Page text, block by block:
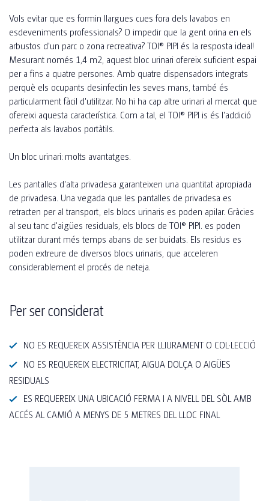
Vols evitar que es formin llargues cues fora dels lavabos en
esdeveniments professionals? O impedir que la gent orina en els
arbustos d'un parc o zona recreativa? TOI® PIPI és la resposta ideal!
Mesurant només 1,4 m2, aquest bloc urinari ofereix suficient espai
per a fins a quatre persones. Amb quatre dispensadors integrats
perquè els ocupants desinfectin les seves mans, també és
particularment fàcil d'utilitzar. No hi ha cap altre urinari al mercat que
ofereixi aquesta característica. Com a tal, el TOI® PIPI is és l'addició
perfecta als lavabos portàtils.
Un bloc urinari: molts avantatges.
Les pantalles d'alta privadesa garanteixen una quantitat apropiada
de privadesa. Una vegada que les pantalles de privadesa es
retracten per al transport, els blocs urinaris es poden apilar. Gràcies
al seu tanc d'aigües residuals, els blocs de TOI® PIPI. es poden
utilitzar durant més temps abans de ser buidats. Els residus es
poden extreure de diversos blocs urinaris, que acceleren
considerablement el procés de neteja.
Per ser considerat
NO ES REQUEREIX ASSISTÈNCIA PER LLIURAMENT O COL·LECCIÓ
NO ES REQUEREIX ELECTRICITAT, AIGUA DOLÇA O AIGÜES
RESIDUALS
ES REQUEREIX UNA UBICACIÓ FERMA I A NIVELL DEL SÒL AMB
ACCÉS AL CAMIÓ A MENYS DE 5 METRES DEL LLOC FINAL